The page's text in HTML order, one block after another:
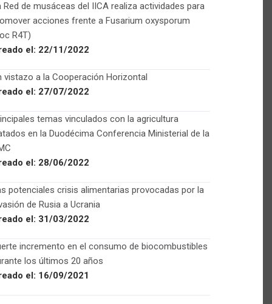
Red de musáceas del IICA realiza actividades para
acciones frente a Fusarium oxysporum
R4T)
el: 22/11/2022
vistazo a la Cooperación Horizontal
el: 27/07/2022
temas vinculados con la agricultura
en la Duodécima Conferencia Ministerial de la
el: 28/06/2022
potenciales crisis alimentarias provocadas por la
de Rusia a Ucrania
el: 31/03/2022
incremento en el consumo de biocombustibles
los últimos 20 años
el: 16/09/2021